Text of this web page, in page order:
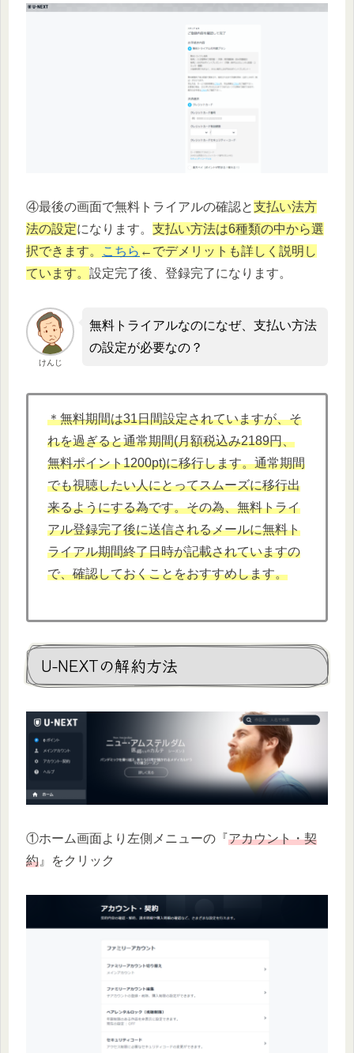
④最後の画面で無料トライアルの確認と支払い法方
法の設定になります。 支払い方法は6種類の中から選
択できます。
こちら ←でデメリットも詳しく説明し
ています。 設定完了後、登録完了になります。
けんじ
無料トライアルなのになぜ、支払い方法
の設定が必要なの？
＊無料期間は31日間設定されていますが、そ
れを過ぎると通常期間(月額税込み2189円、
無料ポイント1200pt)に移行します。通常期間
でも視聴したい人にとってスムーズに移行出
来るようにする為です。その為、無料トライ
アル登録完了後に送信されるメールに無料ト
ライアル期間終了日時が記載されていますの
で、確認しておくことをおすすめします。
U-NEXTの解約方法
①ホーム画面より左側メニューの『アカウント・契
約 』をクリック